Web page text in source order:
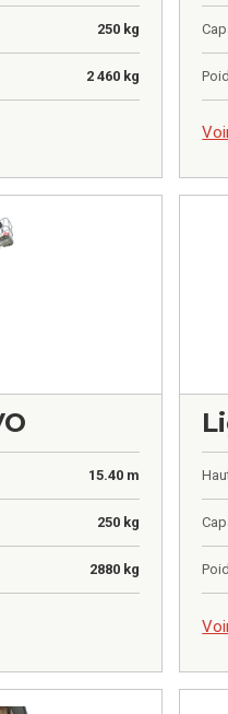
250 kg
2 460 kg
15.40 m
250 kg
2880 kg